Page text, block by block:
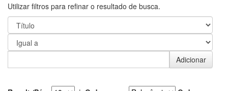
Utilizar filtros para refinar o resultado de busca.